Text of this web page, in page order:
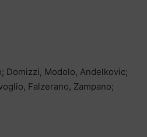
Domizzi, Modolo, Andelkovic;
Falzerano, Zampano;